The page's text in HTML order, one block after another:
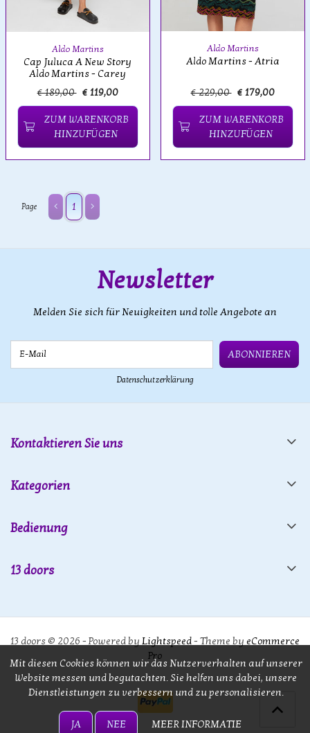
Aldo Martins
Cap Juluca A New Story
Aldo Martins - Carey
€ 189,00 € 119,00
ZUM WARENKORB
HINZUFÜGEN
Aldo Martins
Aldo Martins - Atria
€ 229,00 € 179,00
ZUM WARENKORB
HINZUFÜGEN
Page 1
Newsletter
Melden Sie sich für Neuigkeiten und tolle Angebote an
ABONNIEREN
Datenschutzerklärung
Kontaktieren Sie uns
Kategorien
Bedienung
13 doors
13 doors © 2026 - Powered by Lightspeed- Theme by eCommerce
Pro
Mit diesen Cookies können wir das Nutzerverhalten auf unserer
Website messen und begutachten. Sie helfen uns dabei, unsere
Dienstleistungen zu verbessern und zu personalisieren.
JA NEE MEER INFORMATIE